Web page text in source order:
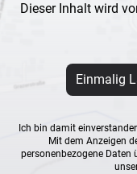
Dieser Inhalt wird
Einmalig
Ich bin damit
Mit dem Anzeigen
personenbezogene